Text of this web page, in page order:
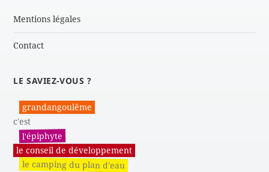
Mentions légales
Contact
LE SAVIEZ-VOUS ?
grandangoulême
c'est
l'épiphyte
le conseil de développement
le camping du plan d'eau